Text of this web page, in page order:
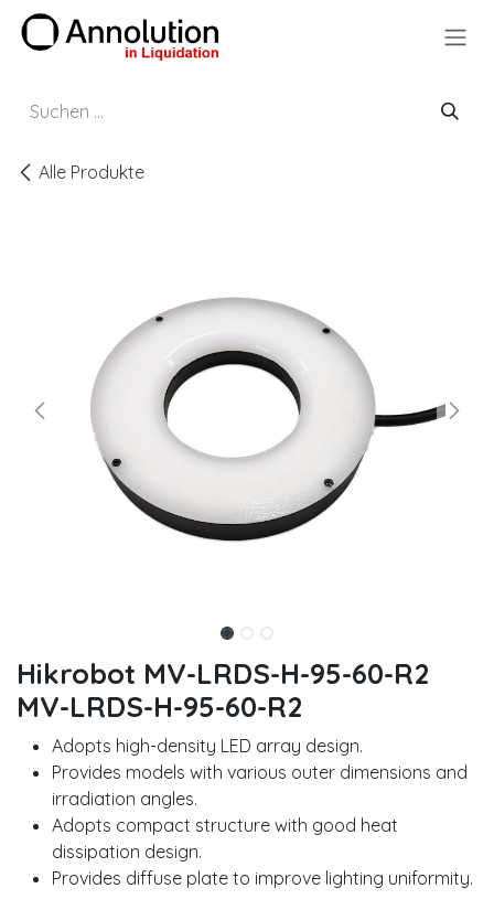
Zum Inhalt springen
Alle Produkte
Hikrobot MV-LRDS-H-95-60-R2
MV-LRDS-H-95-60-R2
Adopts high-density LED array design.
Provides models with various outer dimensions and
irradiation angles.
Adopts compact structure with good heat
dissipation design.
Provides diffuse plate to improve lighting uniformity.